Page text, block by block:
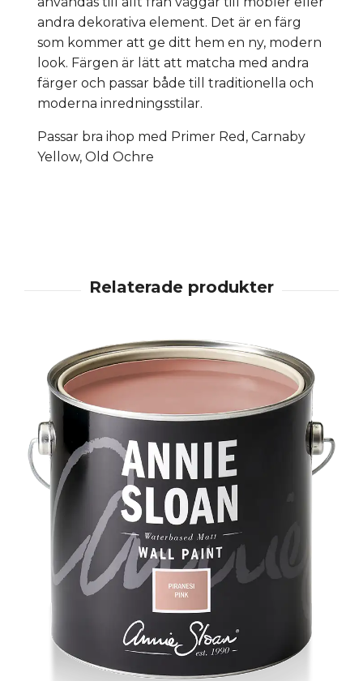
andra dekorativa element. Det är en färg
som kommer att ge ditt hem en ny, modern
look. Färgen är lätt att matcha med andra
färger och passar både till traditionella och
moderna inredningsstilar.
Passar bra ihop med Primer Red, Carnaby
Yellow, Old Ochre